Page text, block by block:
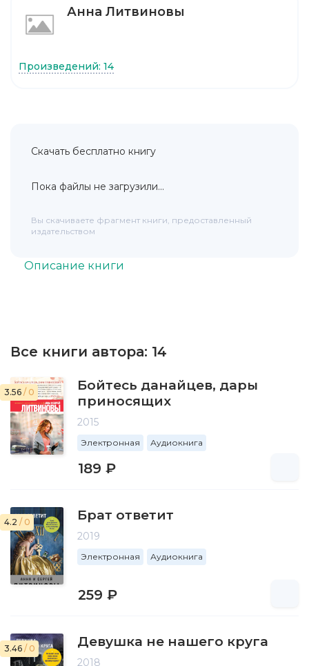
Описание книги
Все книги автора: 14
3.56 / 0
Бойтесь данайцев, дары
приносящих
2015
Электронная Аудиокнига
189 ₽
4.2 / 0 Брат ответит
2019
Электронная Аудиокнига
259 ₽
3.46 / 0 Девушка не нашего круга
2018
Анна Литвиновы
Произведений: 14
Скачать бесплатно книгу
Пока файлы не загрузили...
Вы скачиваете фрагмент книги, предоставленный
издательством